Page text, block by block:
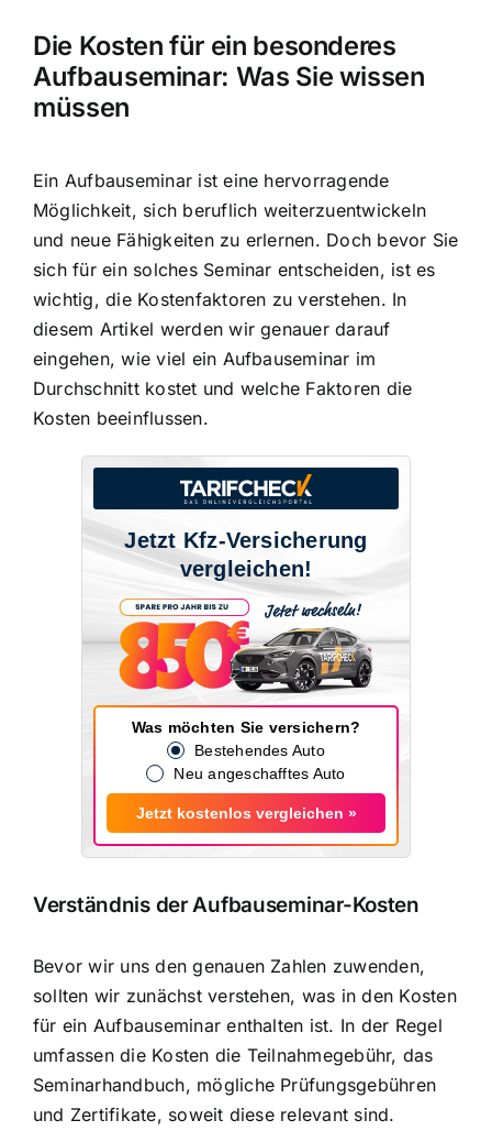
Die Kosten für ein besonderes
Aufbauseminar: Was Sie wissen
müssen
Ein Aufbauseminar ist eine hervorragende
Möglichkeit, sich beruflich weiterzuentwickeln
und neue Fähigkeiten zu erlernen. Doch bevor Sie
sich für ein solches Seminar entscheiden, ist es
wichtig, die Kostenfaktoren zu verstehen. In
diesem Artikel werden wir genauer darauf
eingehen, wie viel ein Aufbauseminar im
Durchschnitt kostet und welche Faktoren die
Kosten beeinflussen.
Jetzt Kfz-Versicherung
vergleichen!
Was möchten Sie versichern?
Bestehendes Auto
Neu angeschafftes Auto
Jetzt kostenlos vergleichen »
Verständnis der Aufbauseminar-Kosten
Bevor wir uns den genauen Zahlen zuwenden,
sollten wir zunächst verstehen, was in den Kosten
für ein Aufbauseminar enthalten ist. In der Regel
umfassen die Kosten die Teilnahmegebühr, das
Seminarhandbuch, mögliche Prüfungsgebühren
und Zertifikate, soweit diese relevant sind.